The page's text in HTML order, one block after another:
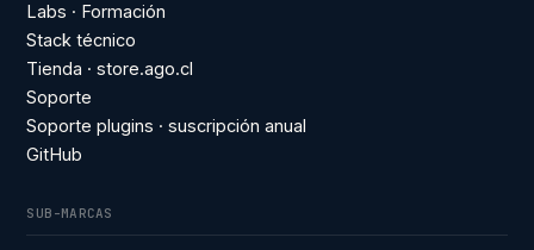
Labs · Formación
Stack técnico
Tienda · store.ago.cl
Soporte
Soporte plugins · suscripción anual
GitHub
SUB-MARCAS